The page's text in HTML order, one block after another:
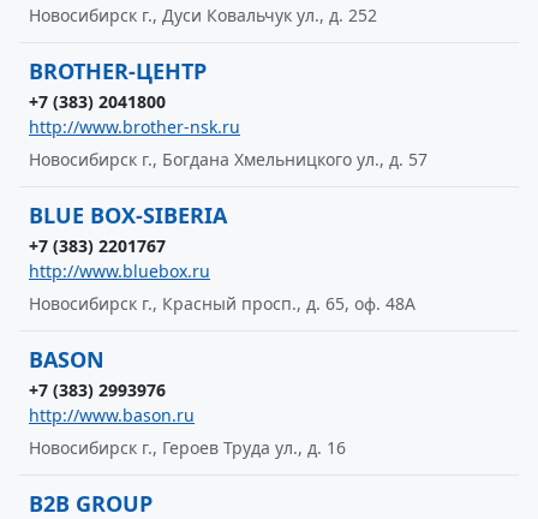
Новосибирск г., Дуси Ковальчук ул., д. 252
BROTHER-ЦЕНТР
+7 (383) 2041800
http://www.brother-nsk.ru
Новосибирск г., Богдана Хмельницкого ул., д. 57
BLUE BOX-SIBERIA
+7 (383) 2201767
http://www.bluebox.ru
Новосибирск г., Красный просп., д. 65, оф. 48А
BASON
+7 (383) 2993976
http://www.bason.ru
Новосибирск г., Героев Труда ул., д. 16
B2B GROUP